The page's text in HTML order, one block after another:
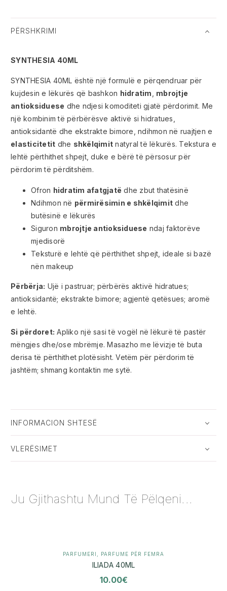
PËRSHKRIMI
SYNTHESIA 40ML
SYNTHESIA 40ML është një formulë e përqendruar për
kujdesin e lëkurës që bashkon hidratim
mbrojtje
antioksiduese dhe ndjesi komoditeti gjatë përdorimit. Me
një kombinim të përbërësve aktivë si hidratues,
antioksidantë dhe ekstrakte bimore, ndihmon në ruajtjen e
elasticitetit dhe shkëlqimit natyral të lëkurës. Tekstura e
lehtë përthithet shpejt, duke e bërë të përsosur për
përdorim të përditshëm.
Ofron hidratim afatgjatë dhe zbut thatësinë
Ndihmon në përmirësimin e shkëlqimit dhe
butësinë e lëkurës
Siguron mbrojtje antioksiduese ndaj faktorëve
mjedisorë
Teksturë e lehtë që përthithet shpejt, ideale si bazë
nën makeup
Përbërja: Ujë i pastruar; përbërës aktivë hidratues;
antioksidantë; ekstrakte bimore; agjentë qetësues; aromë
e lehtë.
Si përdoret: Apliko një sasi të vogël në lëkurë të pastër
mëngjes dhe/ose mbrëmje. Masazho me lëvizje të buta
derisa të përthithet plotësisht. Vetëm për përdorim të
jashtëm; shmang kontaktin me sytë.
INFORMACION SHTESË
VLERËSIMET
Ju Gjithashtu Mund Të Pëlqeni...
PARFUMERI PARFUME PËR FEMRA
ILIADA 40ML
10.00€